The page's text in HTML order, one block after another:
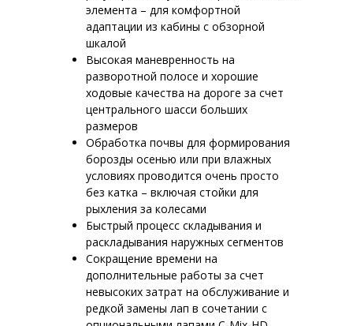
элемента – для комфортной
адаптации из кабины с обзорной
шкалой
Высокая маневренность на
разворотной полосе и хорошие
ходовые качества на дороге за счет
центрального шасси больших
размеров
Обработка почвы для формирования
борозды осенью или при влажных
условиях проводится очень просто
без катка – включая стойки для
рыхления за колесами
Быстрый процесс складывания и
раскладывания наружных сегментов
Сокращение времени на
дополнительные работы за счет
невысоких затрат на обслуживание и
редкой замены лап в сочетании с